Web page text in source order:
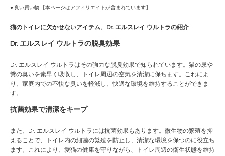
● 良い買い物 【本ページはアフィリエイトが含まれています】
猫のトイレに欠かせないアイテム、Dr. エルスレイ ウルトラの紹介
Dr. エルスレイ ウルトラの脱臭効果
Dr. エルスレイ ウルトラはその強力な脱臭効果で知られています。猫の尿や
糞の臭いを素早く吸収し、トイレ周辺の空気を清潔に保ちます。これによ
り、家庭内での不快な臭いを軽減し、快適な環境を維持することができま
す。
抗菌効果で清潔をキープ
また、Dr. エルスレイ ウルトラには抗菌効果もあります。微生物の繁殖を抑
えることで、トイレ内の細菌の繁殖を防止し、清潔な環境を保つのに役立ち
ます。これにより、愛猫の健康を守りながら、トイレ周辺の衛生状態を維持